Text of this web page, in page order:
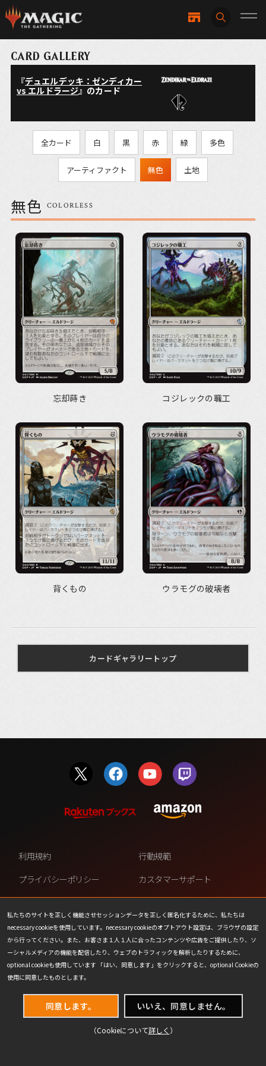
CARD GALLERY
『デュエルデッキ：ゼンディカー
vs エルドラージ』のカード
全カード 白 黒 赤 緑 多色
アーティファクト 無色 土地
無色 COLORLESS
忘却蒔き コジレックの職工
背くもの ウラモグの破壊者
カードギャラリートップ
私たちのサイトを正しく機能させセッションデータを正しく匿名化するために、私たちは
necessary cookieを使用しています。necessary cookieのオプトアウト設定は、ブラウザの設定
から行ってください。また、お客さま１人１人に合ったコンテンツや広告をご提供したり、ソ
ーシャルメディアの機能を配信したり、ウェブのトラフィックを解析したりするために、
optional cookieも使用しています 「はい、同意します」をクリックすると、optional Cookieの
使用に同意したものとします。
同意します。 いいえ、同意しません。
（Cookieについて詳しく ）
利用規約
行動規範
プライバシーポリシー
カスタマーサポート
ファンコンテンツ・ポリシー
個人情報の販売や共有を許可し
ない
COOKIE
プレスリリース
会社情報
お問い合わせ